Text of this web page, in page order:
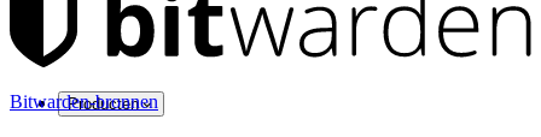
Producten
Bitwarden-bronnen